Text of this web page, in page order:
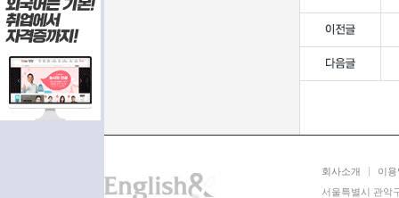
회사소개
이
서울특별시 관악